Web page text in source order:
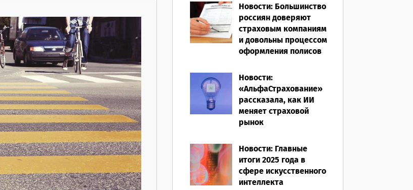
Новости: Большинство
россиян доверяют
страховым компаниям
и довольны процессом
оформления полисов
Новости:
«АльфаСтрахование»
рассказала, как ИИ
меняет страховой
рынок
Новости: Главные
итоги 2025 года в
сфере искусственного
интеллекта